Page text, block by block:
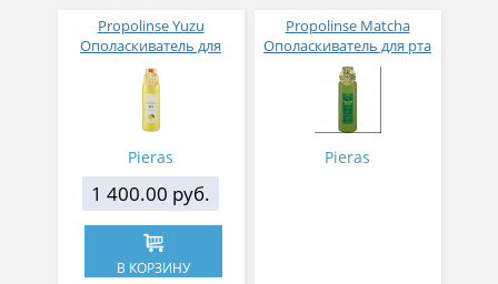
Propolinse Yuzu
Ополаскиватель для
полости рта с
индикацией
загрязнения с
прополисом и вкусом
Pieras
1 400.00 руб.
В КОРЗИНУ
Propolinse Matcha
Ополаскиватель для рта
с экстрактом матчи 600
мл
Pieras